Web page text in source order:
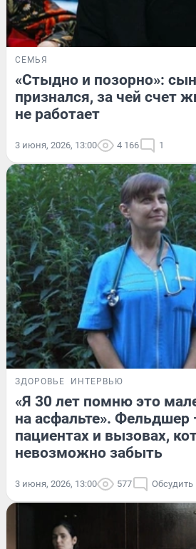
СЕМЬЯ
«Стыдно и позорно»:
признался, за чей счет
не работает
3 июня, 2026, 13:00 4 166 1
ЗДОРОВЬЕ ИНТЕРВЬЮ
«Я 30 лет помню это
на асфальте».
пациентах и вызовах,
невозможно забыть
3 июня, 2026, 13:00 577 Обсудить